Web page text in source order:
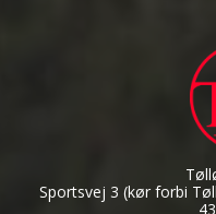
Sportsvej 3 (kør forbi